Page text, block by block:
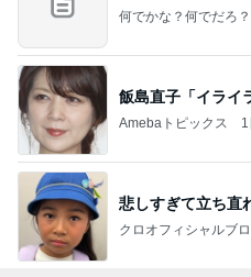
何でかな？何でだろ？
飯島直子「イライ
Amebaトピックス
悲しすぎて立ち直
クロオフィシャルブ